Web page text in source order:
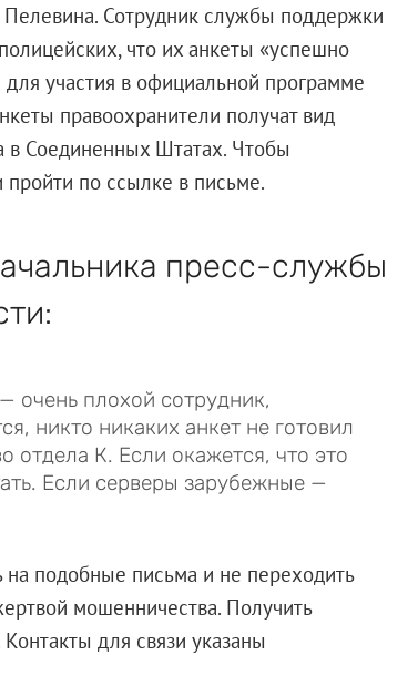
Сотрудник службы поддержки
что их анкеты «успешно
участия в официальной программе
правоохранители получат вид
в Соединенных Штатах. Чтобы
по ссылке в письме.
пресс-службы
очень плохой сотрудник,
никто никаких анкет не готовил
отдела К. Если окажется, что это
Если серверы зарубежные —
подобные письма и не переходить
мошенничества. Получить
для связи указаны